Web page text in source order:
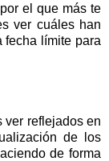
el que más te
ver cuáles han
fecha límite para
ver reflejados en
de los
de forma